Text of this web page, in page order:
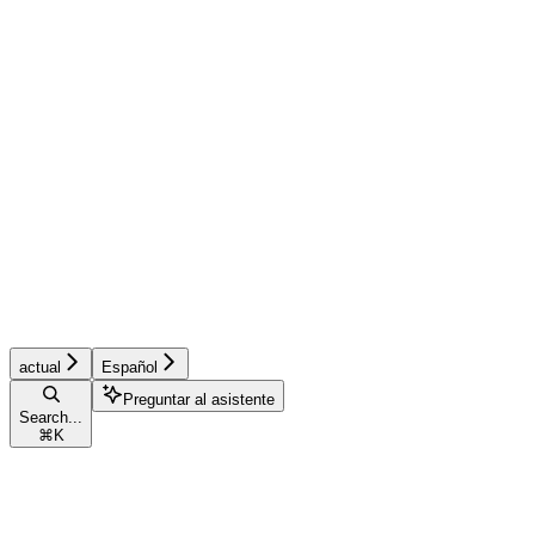
actual Español
Search...
⌘ K
Preguntar al asistente